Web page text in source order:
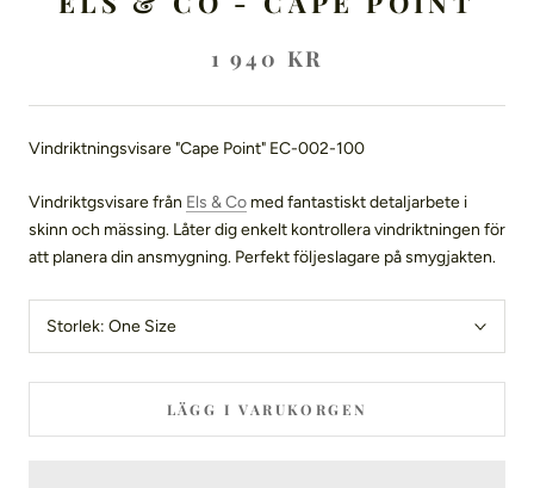
1 940 KR
Vindriktningsvisare "Cape Point" EC-002-100
Vindriktgsvisare från Els & Co med fantastiskt detaljarbete i
skinn och mässing. Låter dig enkelt kontrollera vindriktningen för
att planera din ansmygning. Perfekt följeslagare på smygjakten.
Storlek: One Size
LÄGG I VARUKORGEN